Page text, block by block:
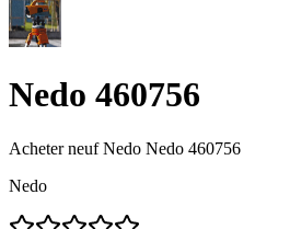
Nedo 460756
Acheter neuf Nedo Nedo 460756
Nedo